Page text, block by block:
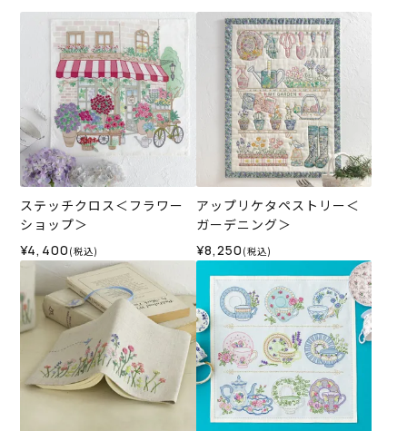
ステッチクロス＜フラワー
ショップ＞
¥4,400 (税込)
アップリケタペストリー＜
ガーデニング＞
¥8,250 (税込)